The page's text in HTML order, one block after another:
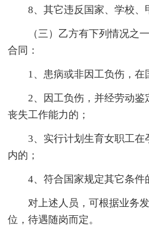
8、其它违反国家、学校、
（三）乙方有下列情况之一
合同：
1、患病或非因工负伤，在
2、因工负伤，并经劳动鉴
丧失工作能力的；
3、实行计划生育女职工在
内的；
4、符合国家规定其它条件
对上述人员，可根据业务发
位，待遇随岗而定。